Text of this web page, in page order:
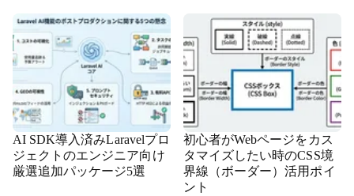
AI SDK導入済みLaravelプロ
ジェクトのエンジニア向け
厳選追加パッケージ5選
初心者がWebページをカス
タマイズしたい時のCSS境
界線（ボーダー）活用ポイ
ント